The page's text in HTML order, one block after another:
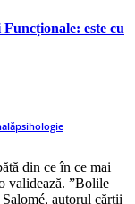
este cu
psihologie
din ce în ce mai
validează. ”Bolile
autorul cărții